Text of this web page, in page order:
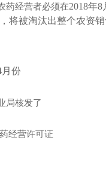
药经营者必须在2018年
将被淘汰出整个农资销
月份
局核发了
经营许可证